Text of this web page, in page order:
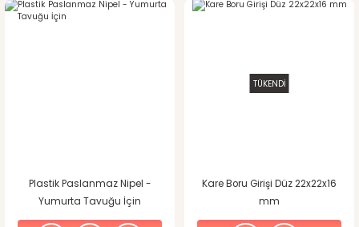
Plastik Paslanmaz Nipel -
Yumurta Tavuğu İçin
TÜKENDİ
Kare Boru Girişi Düz 22x22x16
mm